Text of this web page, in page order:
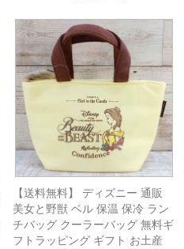
【送料無料】 ディズニー 通販
美女と野獣 ベル 保温 保冷 ラン
チバッグ クーラーバッグ 無料ギ
フトラッピング ギフト お土産